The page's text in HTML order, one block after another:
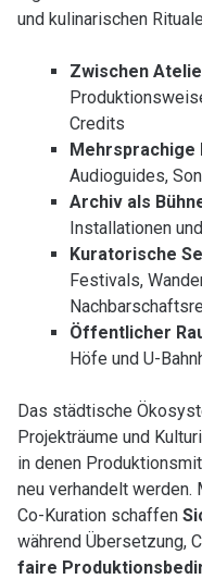
und kulinarischen
Zwischen
Credits
Mehrsprachige
Audioguides,
Archiv als
Installationen
Kuratorische
Festivals,
Öffentlicher
Höfe und U-
Das städtische
Projekträume und
in denen
neu verhandelt werden.
Co-Kuration schaffen
während Übersetzung,
faire